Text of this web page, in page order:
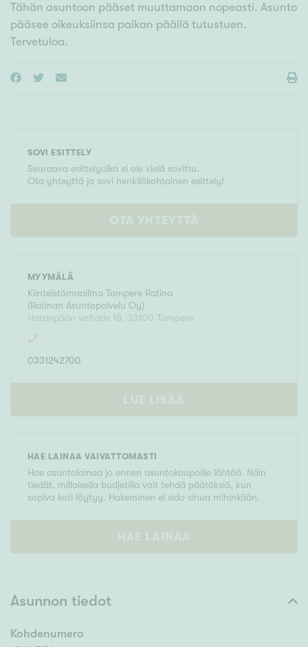
Tähän asuntoon pääset muuttamaan nopeasti. Asunto
pääsee oikeuksiinsa paikan päällä tutustuen.
Tervetuloa.
SOVI ESITTELY
Seuraava esittelyaika ei ole vielä sovittu.
Ota yhteyttä ja sovi henkilökohtainen esittely!
OTA YHTEYTTÄ
MYYMÄLÄ
Kiinteistömaailma Tampere Ratina
(Ratinan Asuntopalvelu Oy)
Hatanpään valtatie 18, 33100 Tampere
0331242700
LUE LISÄÄ
HAE LAINAA VAIVATTOMASTI
Hae asuntolainaa jo ennen asuntokaupoille lähtöä. Näin
tiedät, millaisella budjetilla voit tehdä päätöksiä, kun
sopiva koti löytyy. Hakeminen ei sido sinua mihinkään.
HAE LAINAA
Asunnon tiedot
Kohdenumero